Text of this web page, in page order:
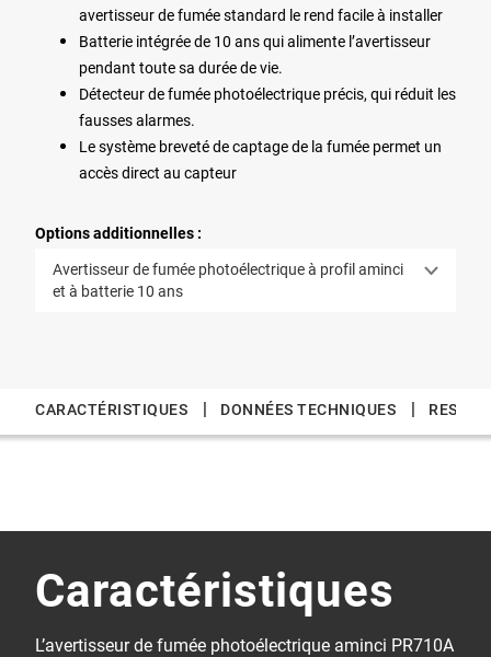
avertisseur de fumée standard le rend facile à installer
Batterie intégrée de 10 ans qui alimente l’avertisseur
pendant toute sa durée de vie.
Détecteur de fumée photoélectrique précis, qui réduit les
fausses alarmes.
Le système breveté de captage de la fumée permet un
accès direct au capteur
Options additionnelles :
Avertisseur de fumée photoélectrique à profil aminci
et à batterie 10 ans
CARACTÉRISTIQUES | DONNÉES TECHNIQUES |
Caractéristiques
L’avertisseur de fumée photoélectrique aminci PR710A